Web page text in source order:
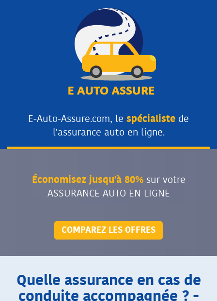
E-Auto-Assure.com, le spécialiste de
l'assurance auto en ligne.
Économisez jusqu'à 80% sur votre
ASSURANCE AUTO EN LIGNE
COMPAREZ LES OFFRES
Quelle assurance en cas de
conduite accompagnée ? -